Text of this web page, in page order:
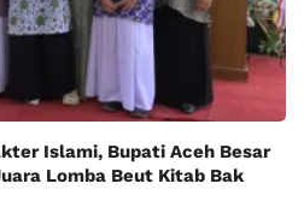
Islami, Bupati Aceh Besar
Lomba Beut Kitab Bak